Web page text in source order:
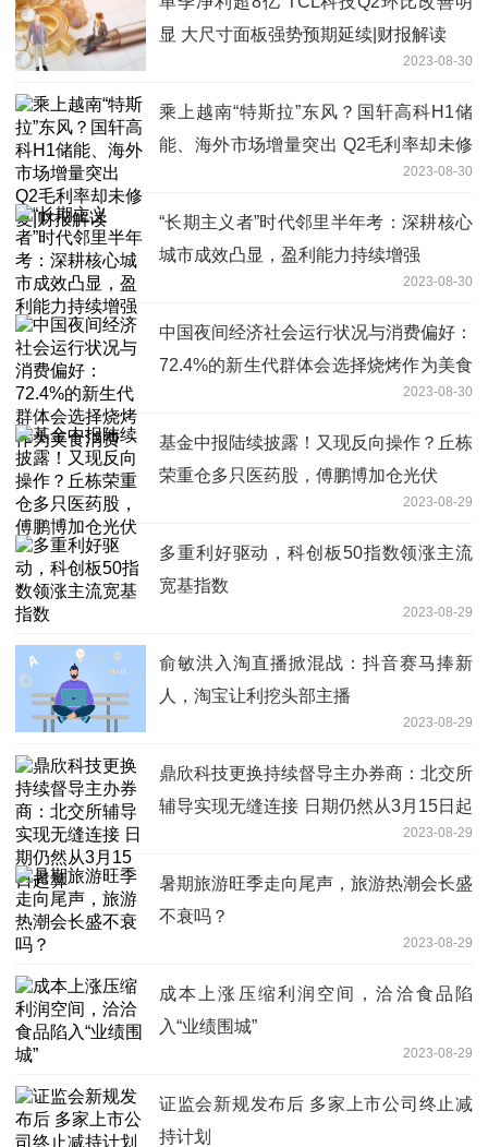
显 大尺寸面板强势预期延续|财报解读
2023-08-30
乘上越南“特斯拉”东风？国轩高科H1储
能、海外市场增量突出 Q2毛利率却未修
2023-08-30
“长期主义者”时代邻里半年考：深耕核心
城市成效凸显，盈利能力持续增强
2023-08-30
中国夜间经济社会运行状况与消费偏好：
72.4%的新生代群体会选择烧烤作为美食
2023-08-30
基金中报陆续披露！又现反向操作？丘栋
荣重仓多只医药股，傅鹏博加仓光伏
2023-08-29
多重利好驱动，科创板50指数领涨主流
宽基指数
2023-08-29
俞敏洪入淘直播掀混战：抖音赛马捧新
人，淘宝让利挖头部主播
2023-08-29
鼎欣科技更换持续督导主办券商：北交所
辅导实现无缝连接 日期仍然从3月15日起
2023-08-29
暑期旅游旺季走向尾声，旅游热潮会长盛
不衰吗？
2023-08-29
成本上涨压缩利润空间，洽洽食品陷
入“业绩围城”
2023-08-29
证监会新规发布后 多家上市公司终止减
持计划